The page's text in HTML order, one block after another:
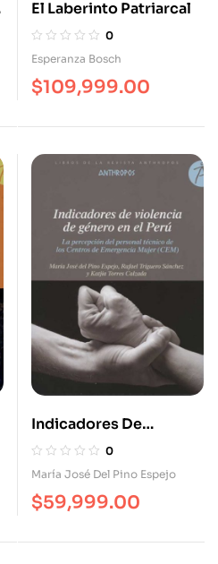
El Laberinto Patriarcal
0
Esperanza Bosch
$109,999.00
Indicadores De
Violencia De Género En
El Perú
0
María José Del Pino Espejo
$59,999.00